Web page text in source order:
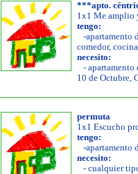
***apto.
1x1 Me amplio
tengo:
-apartamento
comedor,
necesito:
- apartamento
10 de Octubre,
permuta
1x1 Escucho
tengo:
-apartamento
necesito:
- cualquier